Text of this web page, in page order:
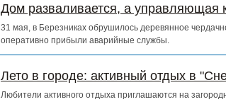
Дом разваливается, а управляющая
31 мая, в Березниках обрушилось деревянное
оперативно прибыли аварийные службы.
Лето в городе: активный отдых в
Любители активного отдыха приглашаются на